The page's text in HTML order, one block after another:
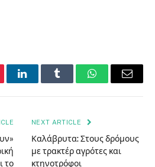
LinkedInTumblr WhatsAppEmail
το
NEXT ARTICLE
Καλάβρυτα: Στους δρόμους
με τρακτέρ αγρότες και
κτηνοτρόφοι